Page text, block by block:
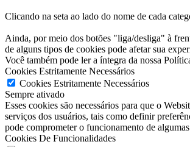
Clicando na seta ao lado do nome de cada
Ainda, por meio dos botões "liga/desliga" à
de alguns tipos de cookies pode afetar sua
Você também pode ler a íntegra da nossa
Cookies Estritamente Necessários
Cookies Estritamente Necessários
Sempre ativado
Esses cookies são necessários para que o
serviços dos usuários, tais como definir
pode comprometer o funcionamento de
Cookies De Funcionalidades